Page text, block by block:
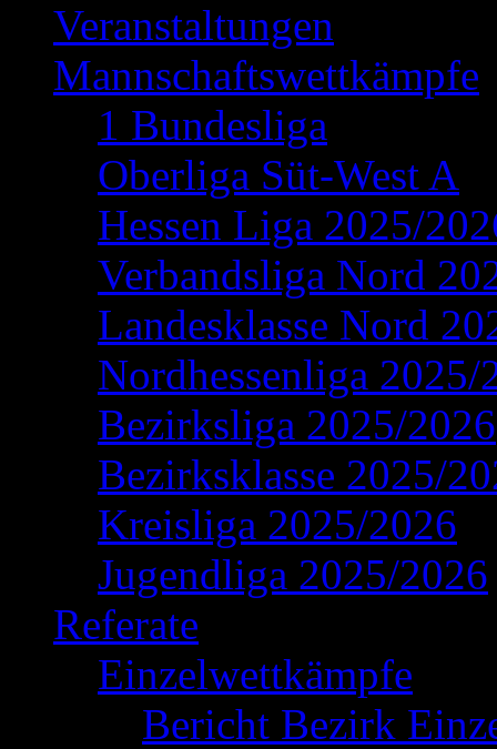
Veranstaltungen
Mannschaftswettkämpfe
1 Bundesliga
Oberliga Süt-West A
Hessen Liga 2025/
Verbandsliga Nord
Landesklasse Nord
Nordhessenliga 2025/
Bezirksliga 2025/2026
Bezirksklasse 2025/
Kreisliga 2025/2026
Jugendliga 2025/2026
Referate
Einzelwettkämpfe
Bericht Bezirk